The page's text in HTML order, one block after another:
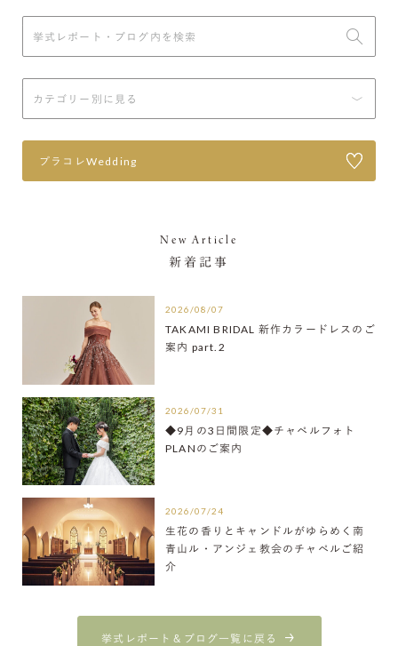
プラコレWedding
New Article
新着記事
2026/08/07
TAKAMI BRIDAL 新作カラードレスのご
案内 part.2
2026/07/31
◆9月の3日間限定◆チャペルフォト
PLANのご案内
2026/07/24
生花の香りとキャンドルがゆらめく南
青山ル・アンジェ教会のチャペルご紹
介
挙式レポート＆ブログ一覧に戻る